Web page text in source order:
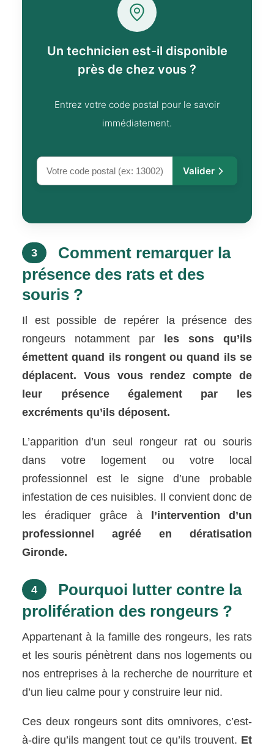
Un technicien est-il disponible
près de chez vous ?
Entrez votre code postal pour le savoir
immédiatement.
Valider
3
Comment remarquer la
présence des rats et des
souris ?
Il est possible de repérer la présence des
rongeurs notamment par
les sons qu’ils
émettent quand ils rongent ou quand ils se
déplacent. Vous vous rendez compte de
leur présence également par les
excréments qu’ils déposent.
L’apparition d’un seul rongeur rat ou souris
dans votre logement ou votre local
professionnel est le signe d’une probable
infestation de ces nuisibles. Il convient donc de
les éradiquer grâce à
l’intervention d’un
professionnel agréé en dératisation
Gironde.
4
Pourquoi lutter contre la
prolifération des rongeurs ?
Appartenant à la famille des rongeurs, les rats
et les souris pénètrent dans nos logements ou
nos entreprises à la recherche de nourriture et
d’un lieu calme pour y construire leur nid.
Ces deux rongeurs sont dits omnivores, c’est-
à-dire qu’ils mangent tout ce qu’ils trouvent. Et